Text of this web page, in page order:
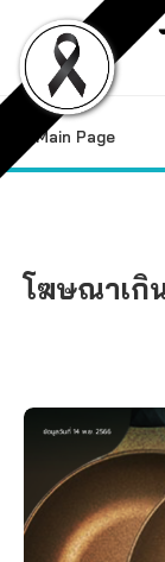
content
Main Page
โฆษณาเกิ